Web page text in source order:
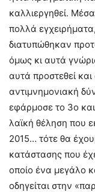
καλλιεργηθεί.
πολλά
διατυπώθηκαν
όμως κι αυτά
αυτά προστεθεί
αντιμνημονιακή
εφάρμοσε το 3ο
λαϊκή θέληση που
2015… τότε θα
κατάστασης που
οποίο ένα μεγάλο
οδηγείται στην